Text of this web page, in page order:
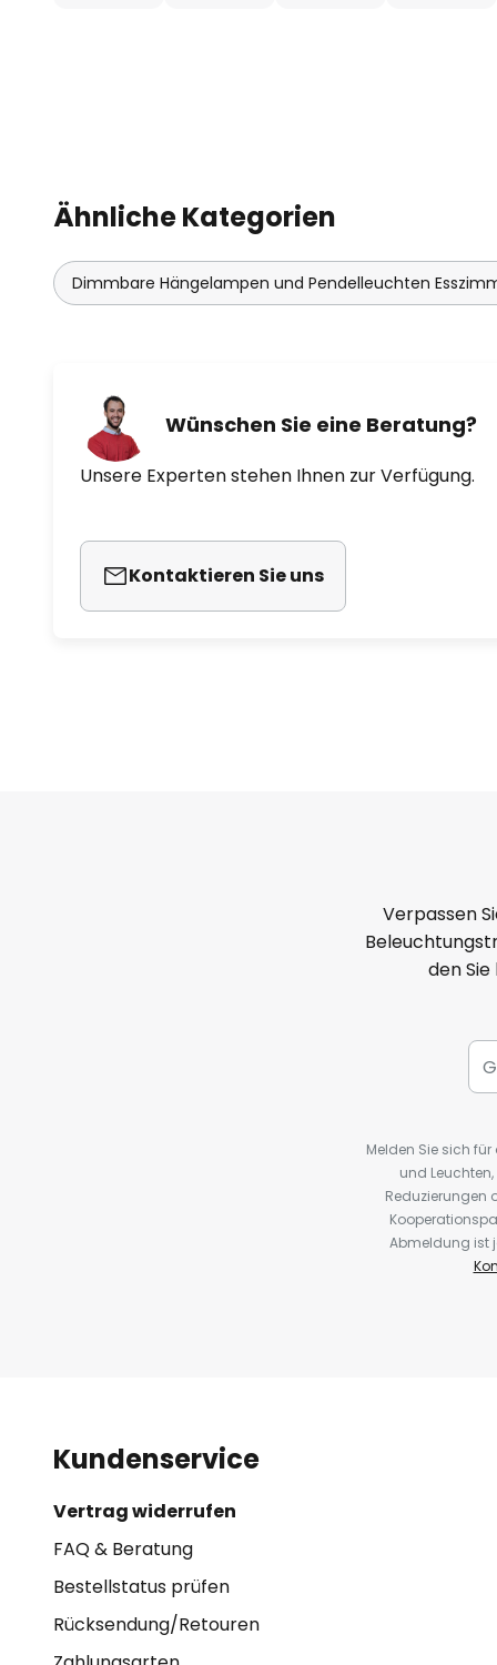
Ähnliche Kategorien
Dimmbare Hängelampen und Pendelleuchten
Wünschen Sie eine Beratung?
Unsere Experten stehen Ihnen zur Verfügung.
Kontaktieren Sie uns
Verpassen
den
Melden Sie sich
und
Reduzierungen
Abmeldung ist
Kundenservice
Vertrag widerrufen
FAQ & Beratung
Bestellstatus prüfen
Rücksendung/Retouren